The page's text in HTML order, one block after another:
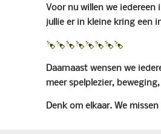
Voor nu willen we
jullie er in kleine kring een
Daarnaast wensen we
meer spelplezier,
Denk om elkaar. We